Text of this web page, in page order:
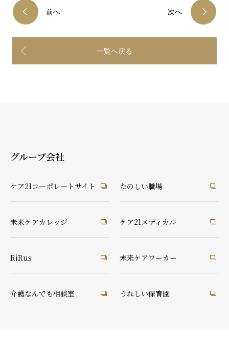
前へ
一覧へ戻る
次へ
グループ会社
ケア21コーポレートサイト たのしい職場
未来ケアカレッジ ケア21メディカル
RiRus 未来ケアワーカー
介護なんでも相談室 うれしい保育園